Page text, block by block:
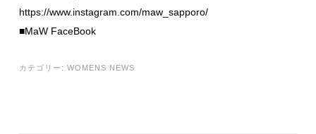
https://www.instagram.com/maw_sapporo/
■MaW FaceBook
カテゴリー: WOMENS NEWS